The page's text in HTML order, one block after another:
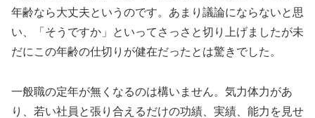
年齢なら大丈夫というのです。あまり議論にならないと思
い、「そうですか」といってさっさと切り上げましたが未
だにこの年齢の仕切りが健在だったとは驚きでした。
一般職の定年が無くなるのは構いません。気力体力があ
り、若い社員と張り合えるだけの功績、実績、能力を見せ